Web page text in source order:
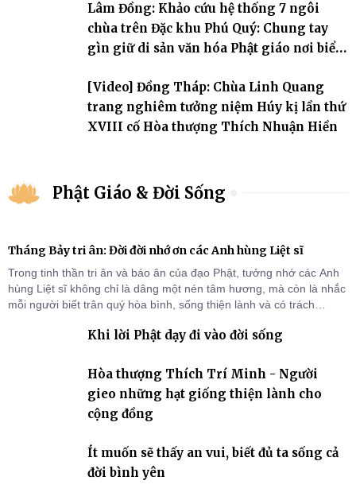
Lâm Đồng: Khảo cứu hệ thống 7 ngôi
chùa trên Đặc khu Phú Quý: Chung tay
gìn giữ di sản văn hóa Phật giáo nơi biển
[Video] Đồng Tháp: Chùa Linh Quang
trang nghiêm tưởng niệm Húy kị lần thứ
XVIII cố Hòa thượng Thích Nhuận Hiền
Phật Giáo & Đời Sống
Tháng Bảy tri ân: Đời đời nhớ ơn các Anh hùng Liệt sĩ
Trong tinh thần tri ân và báo ân của đạo Phật, tưởng nhớ các Anh
hùng Liệt sĩ không chỉ là dâng một nén tâm hương, mà còn là nhắc
mỗi người biết trân quý hòa bình, sống thiện lành và có trách
Khi lời Phật dạy đi vào đời sống
Hòa thượng Thích Trí Minh - Người
gieo những hạt giống thiện lành cho
cộng đồng
Ít muốn sẽ thấy an vui, biết đủ ta sống cả
đời bình yên